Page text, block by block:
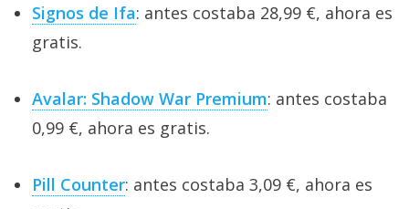
Signos de Ifa: antes costaba 28,99 €, ahora es
gratis.
Avalar: Shadow War Premium: antes costaba
0,99 €, ahora es gratis.
Pill Counter: antes costaba 3,09 €, ahora es